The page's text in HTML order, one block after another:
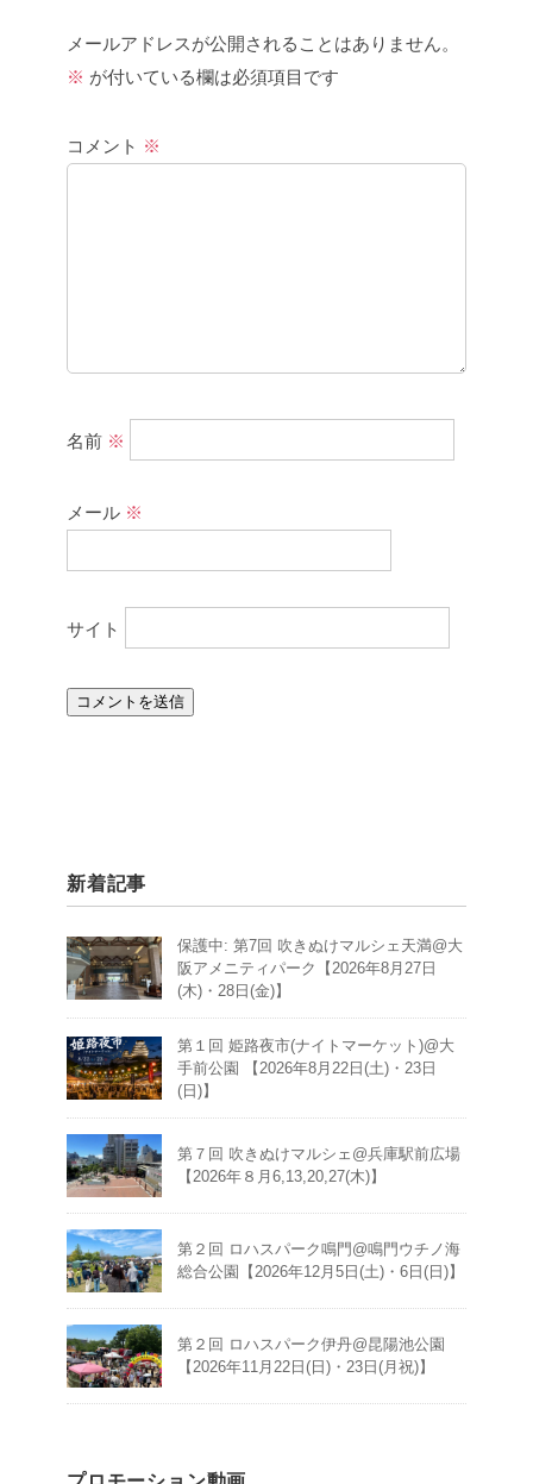
メールアドレスが公開されることはありません。
※ が付いている欄は必須項目です
コメント ※
名前 ※
メール ※
サイト
新着記事
保護中: 第7回 吹きぬけマルシェ天満@大
阪アメニティパーク【2026年8月27日
(木)・28日(金)】
第１回 姫路夜市(ナイトマーケット)@大
手前公園 【2026年8月22日(土)・23日
(日)】
第７回 吹きぬけマルシェ@兵庫駅前広場
【2026年８月6,13,20,27(木)】
第２回 ロハスパーク鳴門@鳴門ウチノ海
総合公園【2026年12月5日(土)・6日(日)】
第２回 ロハスパーク伊丹@昆陽池公園
【2026年11月22日(日)・23日(月祝)】